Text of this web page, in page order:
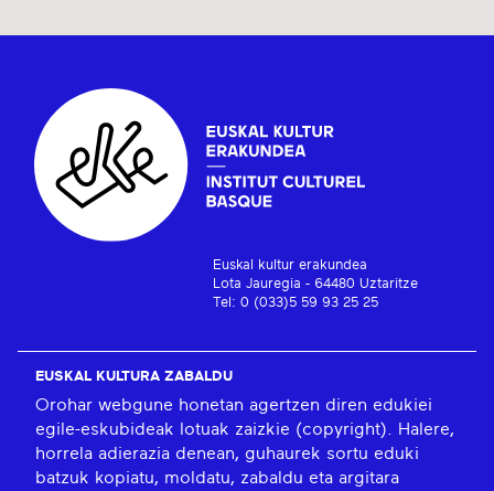
Euskal kultur erakundea
Lota Jauregia - 64480 Uztaritze
Tel: 0 (033)5 59 93 25 25
EUSKAL KULTURA ZABALDU
Orohar webgune honetan agertzen diren edukiei
egile-eskubideak lotuak zaizkie (copyright). Halere,
horrela adierazia denean, guhaurek sortu eduki
batzuk kopiatu, moldatu, zabaldu eta argitara